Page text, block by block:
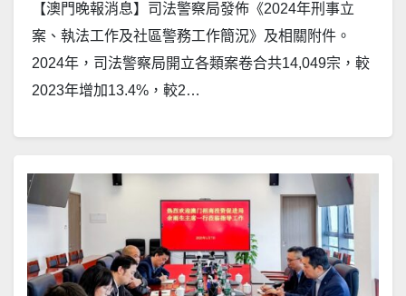
【澳門晚報消息】司法警察局發佈《2024年刑事立
案、執法工作及社區警務工作簡況》及相關附件。
2024年，司法警察局開立各類案卷合共14,049宗，較
2023年增加13.4%，較2…